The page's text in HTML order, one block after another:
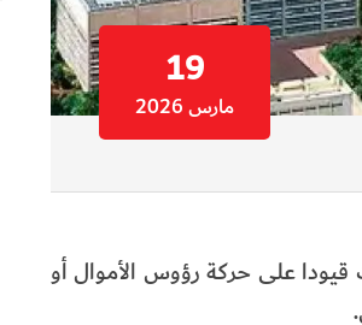
19
مارس 2026
على حركة رؤوس الأموال أو